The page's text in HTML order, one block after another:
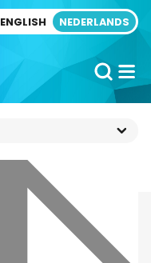
ENGLISH NEDERLANDS